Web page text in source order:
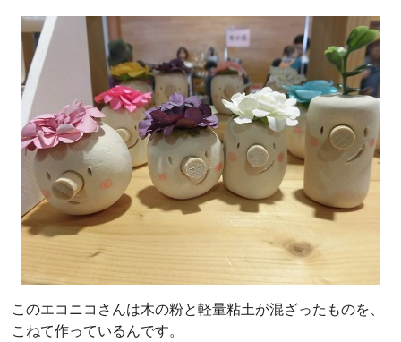
k
このエコニコさんは木の粉と軽量粘土が混ざったものを、
こねて作っているんです。